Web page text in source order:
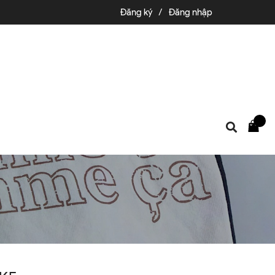
Đăng ký / Đăng nhập